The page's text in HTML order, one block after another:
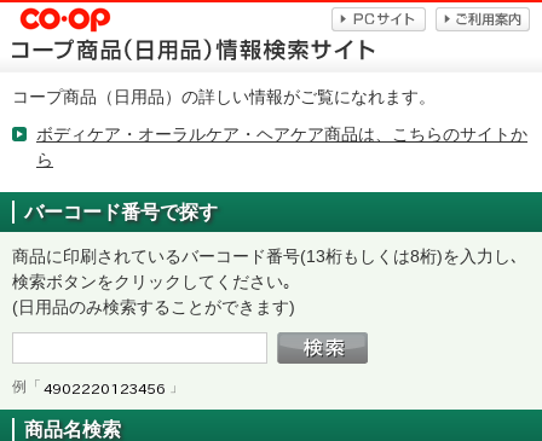
コープ商品（日用品）の詳しい情報がご覧になれます。
ボディケア・オーラルケア・ヘアケア商品は、こちらのサイトか
ら
バーコード番号で探す
商品に印刷されているバーコード番号(13桁もしくは8桁)を入力し､
検索ボタンをクリックしてください｡
(日用品のみ検索することができます)
例「 」
商品名検索